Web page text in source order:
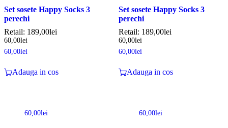
Set sosete Happy Socks 3
perechi
Retail: 189,00lei
60,00lei
60,00lei
Adauga in cos
Set sosete Happy Socks 3
perechi
Retail: 189,00lei
60,00lei
60,00lei
Adauga in cos
60,00lei 60,00lei